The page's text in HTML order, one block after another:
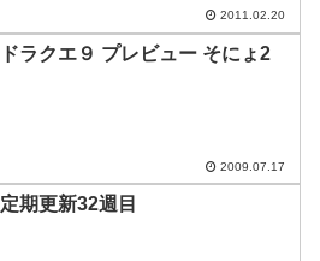
2011.02.20
ドラクエ９ プレビュー そにょ2
2009.07.17
定期更新32週目